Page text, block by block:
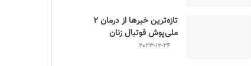
تازه‌ترین خبرها از درمان ۲
ملی‌پوش فوتبال زنان
2023-12-24